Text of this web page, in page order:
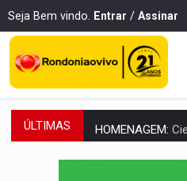
Seja Bem vindo. Entrar / Assinar
ÚLTIMAS HOMENAGEM:
VÍDEO:Líder religioso